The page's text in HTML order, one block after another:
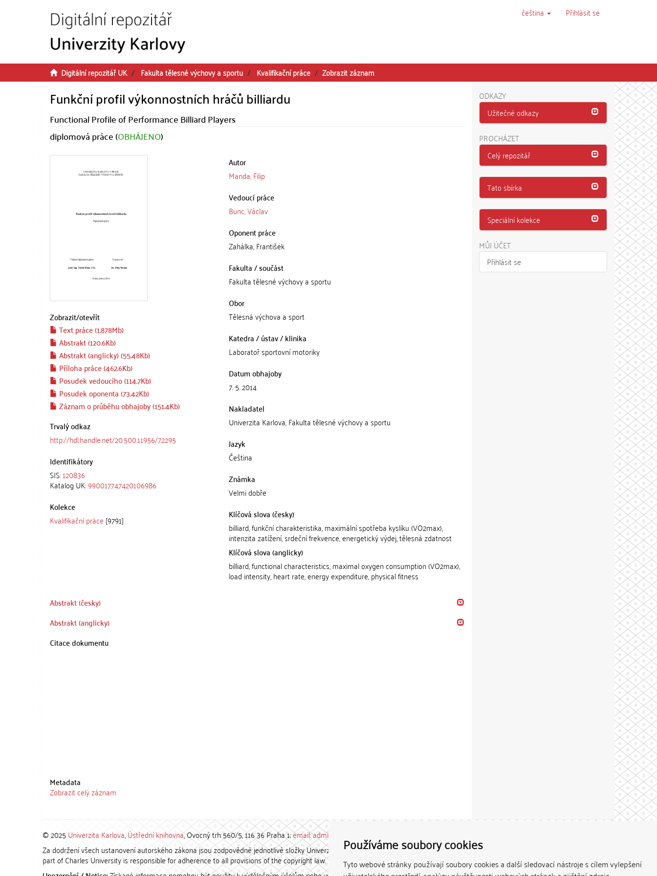
Používáme soubory cookies
Tyto webové stránky používají soubory cookies a další sledovací nástroje s cílem vylepšení
čeština Přihlásit se
Digitální repozitář UK Fakulta tělesné výchovy a sportu Kvalifikační práce Zobrazit záznam
Funkční profil výkonnostních hráčů billiardu
Functional Profile of Performance Billiard Players
diplomová práce (OBHÁJENO)
Zobrazit/otevřít
Text práce (1.878Mb)
Abstrakt (120.6Kb)
Abstrakt (anglicky) (55.48Kb)
Příloha práce (462.6Kb)
Posudek vedoucího (114.7Kb)
Posudek oponenta (73.42Kb)
Záznam o průběhu obhajoby (151.4Kb)
Trvalý odkaz
http://hdl.handle.net/20.500.11956/72295
Identifikátory
SIS:120836
Katalog UK:990017747420106986
Kolekce
Kvalifikační práce [9791]
Autor
Manda, Filip
Vedoucí práce
Bunc, Václav
Oponent práce
Zahálka, František
Fakulta / součást
Fakulta tělesné výchovy a sportu
Obor
Tělesná výchova a sport
Katedra / ústav / klinika
Laboratoř sportovní motoriky
Datum obhajoby
7. 5. 2014
Nakladatel
Univerzita Karlova, Fakulta tělesné výchovy a sportu
Jazyk
Čeština
Známka
Velmi dobře
Klíčová slova (česky)
billiard, funkční charakteristika, maximální spotřeba kyslíku (VO2max),
intenzita zatížení, srdeční frekvence, energetický výdej, tělesná zdatnost
Klíčová slova (anglicky)
billiard, functional characteristics, maximal oxygen consumption (VO2max),
load intensity, heart rate, energy expenditure, physical fitness
Abstrakt (česky)
Abstrakt (anglicky)
Citace dokumentu
Metadata
Zobrazit celý záznam
ODKAZY
Užitečné odkazy
PROCHÁZET
Celý repozitář
Tato sbírka
Speciální kolekce
MŮJ ÚČET
Přihlásit se
© 2025 Univerzita Karlova,Ústřední knihovna, Ovocný trh 560/5, 116 36 Praha 1;email: admin-repozitar [at] cuni.cz
Za dodržení všech ustanovení autorského zákona jsou zodpovědné jednotlivé složky Univerzity Karlovy. / Each constituent
part of Charles University is responsible for adherence to all provisions of the copyright law.